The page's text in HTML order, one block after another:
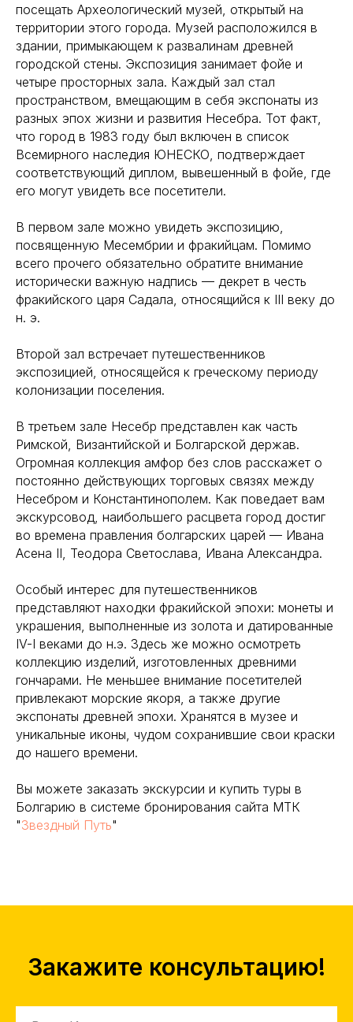
посещать Археологический музей, открытый на
территории этого города. Музей расположился в
здании, примыкающем к развалинам древней
городской стены. Экспозиция занимает фойе и
четыре просторных зала. Каждый зал стал
пространством, вмещающим в себя экспонаты из
разных эпох жизни и развития Несебра. Тот факт,
что город в 1983 году был включен в список
Всемирного наследия ЮНЕСКО, подтверждает
соответствующий диплом, вывешенный в фойе, где
его могут увидеть все посетители.
В первом зале можно увидеть экспозицию,
посвященную Месембрии и фракийцам. Помимо
всего прочего обязательно обратите внимание
исторически важную надпись — декрет в честь
фракийского царя Садала, относящийся к III веку до
н. э.
Второй зал встречает путешественников
экспозицией, относящейся к греческому периоду
колонизации поселения.
В третьем зале Несебр представлен как часть
Римской, Византийской и Болгарской держав.
Огромная коллекция амфор без слов расскажет о
постоянно действующих торговых связях между
Несебром и Константинополем. Как поведает вам
экскурсовод, наибольшего расцвета город достиг
во времена правления болгарских царей — Ивана
Асена II, Теодора Светослава, Ивана Александра.
Особый интерес для путешественников
представляют находки фракийской эпохи: монеты и
украшения, выполненные из золота и датированные
IV-I веками до н.э. Здесь же можно осмотреть
коллекцию изделий, изготовленных древними
гончарами. Не меньшее внимание посетителей
привлекают морские якоря, а также другие
экспонаты древней эпохи. Хранятся в музее и
уникальные иконы, чудом сохранившие свои краски
до нашего времени.
Вы можете заказать экскурсии и купить туры в
Болгарию в системе бронирования сайта МТК
"Звездный Путь"
Закажите консультацию!